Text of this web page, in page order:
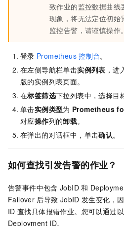
致作业的监控数据曲线
现象，将无法定位初始
监控告警，请谨慎操作。
登录 Prometheus 控制台。
在左侧导航栏单击实例列表 ，进
版的实例列表页面。
在标签筛选下拉列表中，选择目
单击实例类型为 Prometheus
对应操作列的卸载。
在弹出的对话框中，单击确认。
如何查找引发告警的作业？
告警事件中包含 JobID 和
Failover 后导致 JobID 发生变化，
ID 查找具体报错作业。您可以通过
Deployment ID。